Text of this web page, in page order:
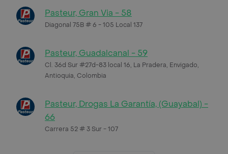
Pasteur, Gran Via - 58
Diagonal 75B # 6 - 105 Local 137
Pasteur, Guadalcanal - 59
Cl. 36d Sur #27d-83 local 16, La Pradera, Envigado,
Antioquia, Colombia
Pasteur, Drogas La Garantía, (Guayabal) -
66
Carrera 52 # 3 Sur - 107